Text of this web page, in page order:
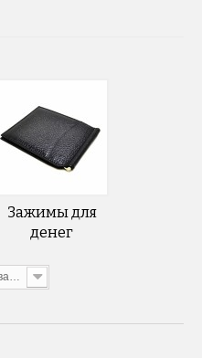
Зажимы для
денег
По названию товара, от А до Я